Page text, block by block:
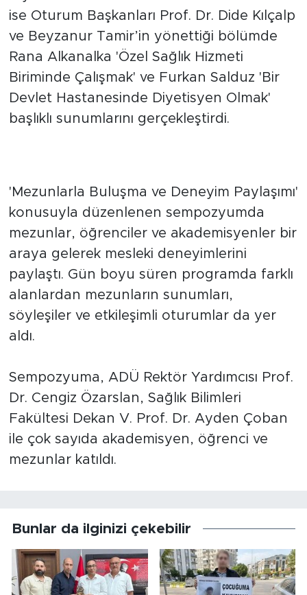
ise Oturum Başkanları Prof. Dr. Dide Kılçalp
ve Beyzanur Tamir’in yönettiği bölümde
Rana Alkanalka 'Özel Sağlık Hizmeti
Biriminde Çalışmak' ve Furkan Salduz 'Bir
Devlet Hastanesinde Diyetisyen Olmak'
başlıklı sunumlarını gerçekleştirdi.
'Mezunlarla Buluşma ve Deneyim Paylaşımı'
konusuyla düzenlenen sempozyumda
mezunlar, öğrenciler ve akademisyenler bir
araya gelerek mesleki deneyimlerini
paylaştı. Gün boyu süren programda farklı
alanlardan mezunların sunumları,
söyleşiler ve etkileşimli oturumlar da yer
aldı.
Sempozyuma, ADÜ Rektör Yardımcısı Prof.
Dr. Cengiz Özarslan, Sağlık Bilimleri
Fakültesi Dekan V. Prof. Dr. Ayden Çoban
ile çok sayıda akademisyen, öğrenci ve
mezunlar katıldı.
Bunlar da ilginizi çekebilir